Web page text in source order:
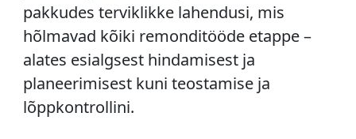
pakkudes terviklikke lahendusi, mis
hõlmavad kõiki remonditööde etappe –
alates esialgsest hindamisest ja
planeerimisest kuni teostamise ja
lõppkontrollini.